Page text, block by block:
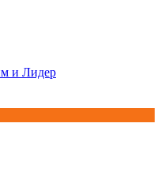
и Лидер